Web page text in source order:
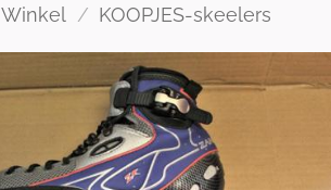
Winkel / KOOPJES-skeelers